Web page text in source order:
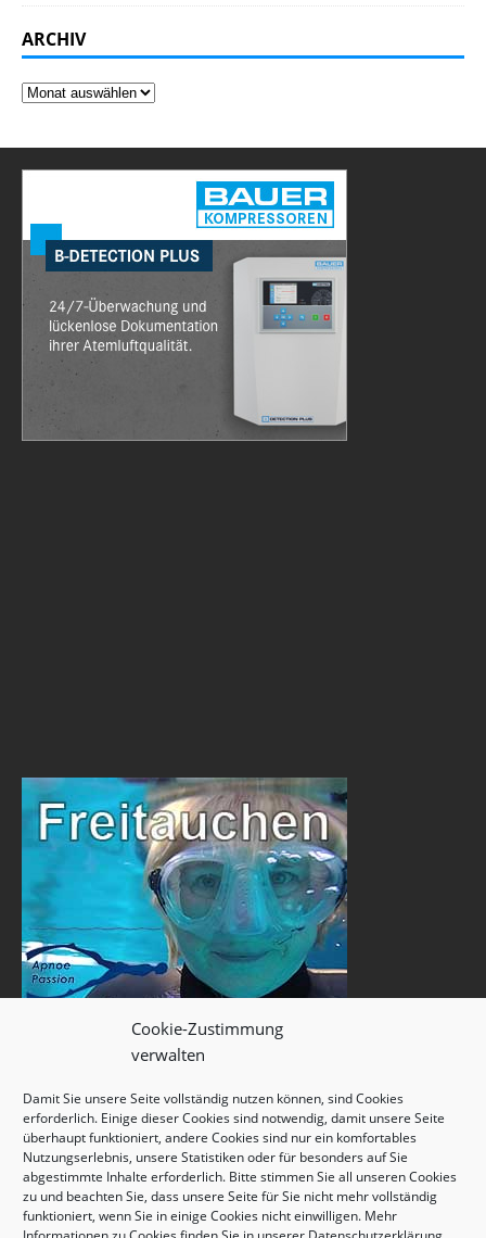
Cookie-Zustimmung
verwalten
Damit Sie unsere Seite vollständig nutzen können, sind Cookies
erforderlich. Einige dieser Cookies sind notwendig, damit unsere Seite
überhaupt funktioniert, andere Cookies sind nur ein komfortables
Nutzungserlebnis, unsere Statistiken oder für besonders auf Sie
abgestimmte Inhalte erforderlich. Bitte stimmen Sie all unseren Cookies
zu und beachten Sie, dass unsere Seite für Sie nicht mehr vollständig
funktioniert, wenn Sie in einige Cookies nicht einwilligen. Mehr
ARCHIV